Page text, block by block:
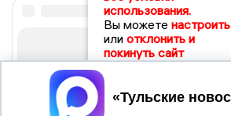
использования.
Вы можете настроить
или отклонить и
покинуть сайт
Принять